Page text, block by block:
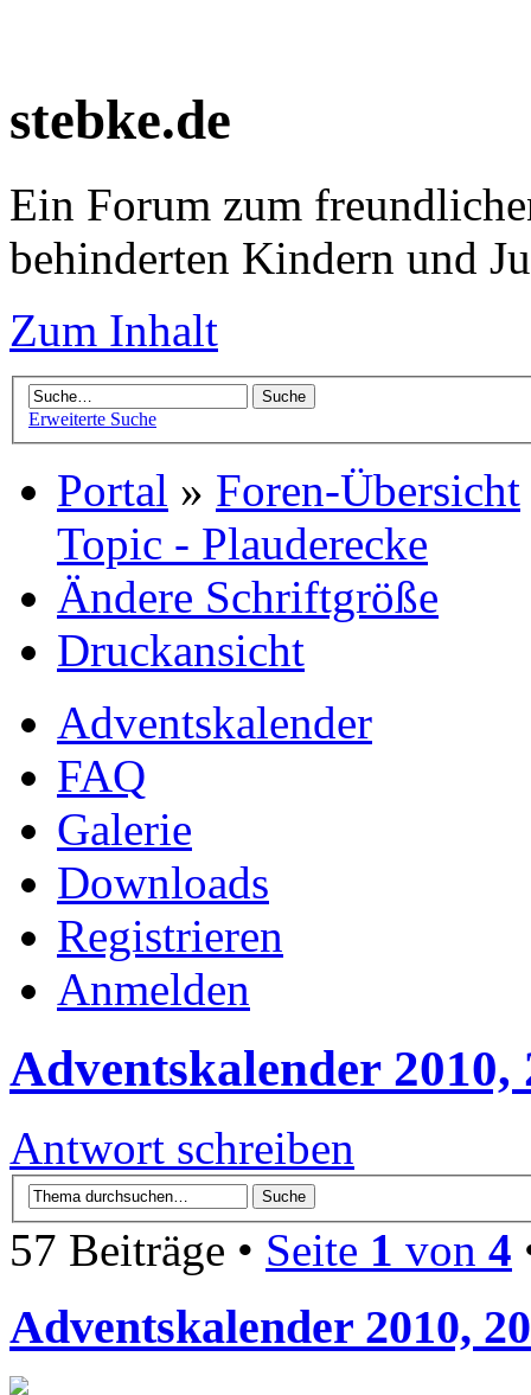
stebke.de
Ein Forum zum
behinderten Kindern und
Zum Inhalt
Erweiterte Suche
Portal » Foren-Übersicht
Topic - Plauderecke
Ändere Schriftgröße
Druckansicht
Adventskalender
FAQ
Galerie
Downloads
Registrieren
Anmelden
Adventskalender 2010,
Antwort schreiben
57 Beiträge • Seite 1 von 4
Adventskalender 2010,